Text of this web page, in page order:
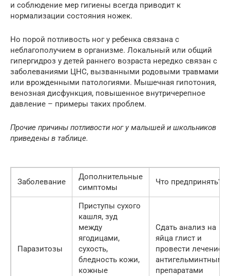
и соблюдение мер гигиены всегда приводит к
нормализации состояния ножек.
Но порой потливость ног у ребенка связана с
неблагополучием в организме. Локальный или общий
гипергидроз у детей раннего возраста нередко связан с
заболеваниями ЦНС, вызванными родовыми травмами
или врожденными патологиями. Мышечная гипотония,
венозная дисфункция, повышенное внутричерепное
давление – примеры таких проблем.
Прочие причины потливости ног у малышей и школьников
приведены в таблице.
Заболевание
Дополнительные
симптомы
Что предпринять?
Паразитозы
Приступы сухого
кашля, зуд
между
ягодицами,
сухость,
бледность кожи,
кожные
Сдать анализ на
яйца глист и
провести лечение
антигельминтными
препаратами